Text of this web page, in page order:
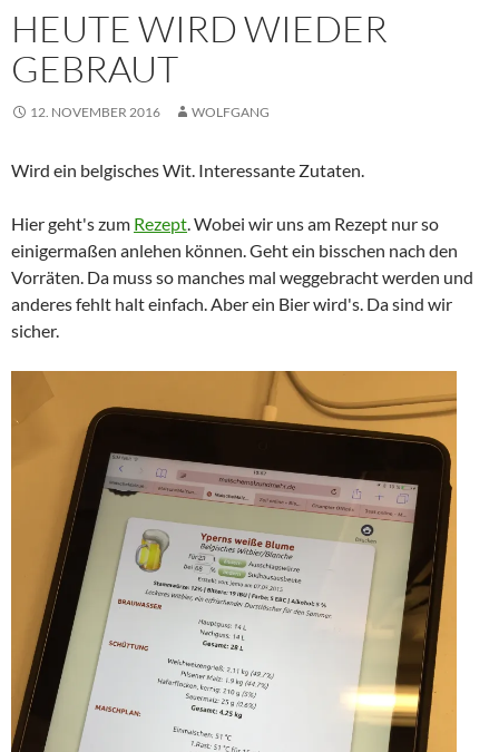
HEUTE WIRD WIEDER
GEBRAUT
12. NOVEMBER 2016 WOLFGANG
Wird ein belgisches Wit. Interessante Zutaten.
Hier geht's zum Rezept . Wobei wir uns am Rezept nur so
einigermaßen anlehen können. Geht ein bisschen nach den
Vorräten. Da muss so manches mal weggebracht werden und
anderes fehlt halt einfach. Aber ein Bier wird's. Da sind wir
sicher.